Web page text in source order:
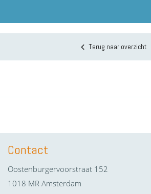
Terug naar overzicht
Contact
Oostenburgervoorstraat 152
1018 MR Amsterdam